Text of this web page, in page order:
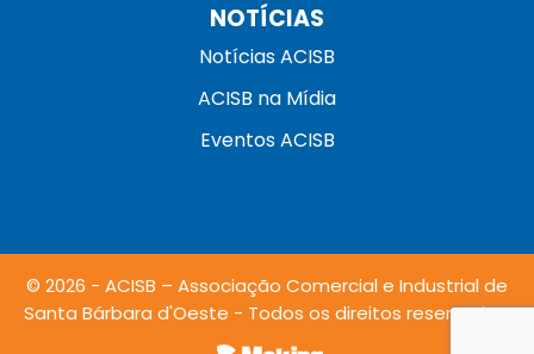
NOTÍCIAS
Notícias ACISB
ACISB na Mídia
Eventos ACISB
© 2026 - ACISB – Associação Comercial e Industrial de
Santa Bárbara d'Oeste - Todos os direitos reservados.